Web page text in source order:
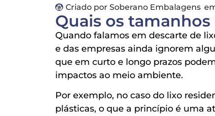
Criado por Soberano Embalagens
Quais os
Quando falamos em descarte de
e das empresas ainda ignorem
que em curto e longo prazos
impactos ao meio ambiente.
Por exemplo, no caso do lixo
plásticas, o que a princípio é uma